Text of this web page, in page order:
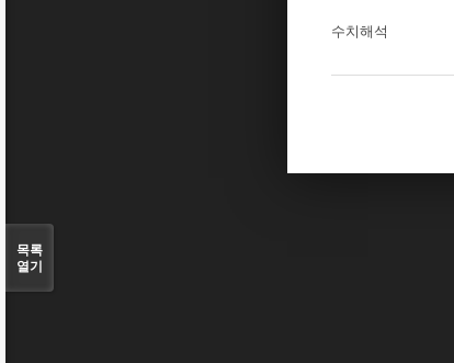
수치해석
목록
열기